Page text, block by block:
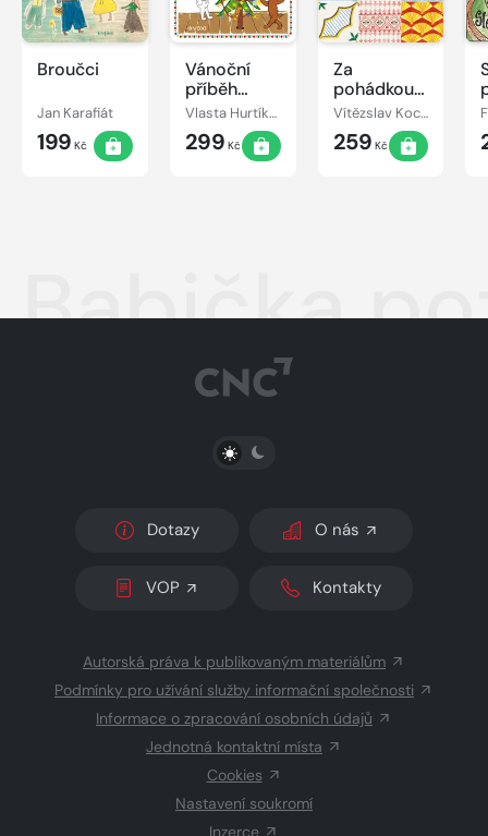
Broučci
Jan Karafiát
199 Kč
Vánoční
příběh
pejska a
kočičky
Vlasta Hurtíková
299 Kč
Za
pohádkou
kolem
světa
Vítězslav Kocourek
259 Kč
Babička
PŘEPNOUT SVĚTLÝ/TMAVÝ REŽIM
Dotazy O nás
VOP Kontakty
Autorská práva k publikovaným materiálům
Podmínky pro užívání služby informační společnosti
Informace o zpracování osobních údajů
Jednotná kontaktní místa
Cookies
Nastavení soukromí
Inzerce